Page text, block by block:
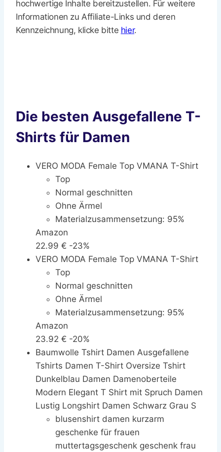
hochwertige Inhalte bereitzustellen. Für weitere
Informationen zu Affiliate-Links und deren
Kennzeichnung, klicke bitte hier.
Die besten Ausgefallene T-
Shirts für Damen
VERO MODA Female Top VMANA T-Shirt
Top
Normal geschnitten
Ohne Ärmel
Materialzusammensetzung: 95%
Recycelter Polyester, 5% Elasthan
Amazon
22.99 € -23%
VERO MODA Female Top VMANA T-Shirt
Top
Normal geschnitten
Ohne Ärmel
Materialzusammensetzung: 95%
Recycelter Polyester, 5% Elasthan
Amazon
23.92 € -20%
Baumwolle Tshirt Damen Ausgefallene
Tshirts Damen T-Shirt Oversize Tshirt
Dunkelblau Damen Damenoberteile
Modern Elegant T Shirt mit Spruch Damen
Lustig Longshirt Damen Schwarz Grau S
blusenshirt damen kurzarm
geschenke für frauen
muttertagsgeschenk geschenk frau